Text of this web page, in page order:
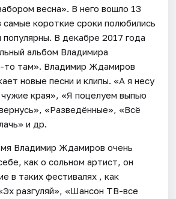
весна». В него вошло 13
короткие сроки полюбились
популярны. В декабре 2017 года
альбом Владимира
там». Владимир Ждамиров
новые песни и клипы. «А я несу
края», «Я поцелуем выпью
«Разведённые», «Всё
и др.
Владимир Ждамиров очень
как о сольном артист, он
в таких фестивалях , как
разгуляй», «Шансон ТВ-все